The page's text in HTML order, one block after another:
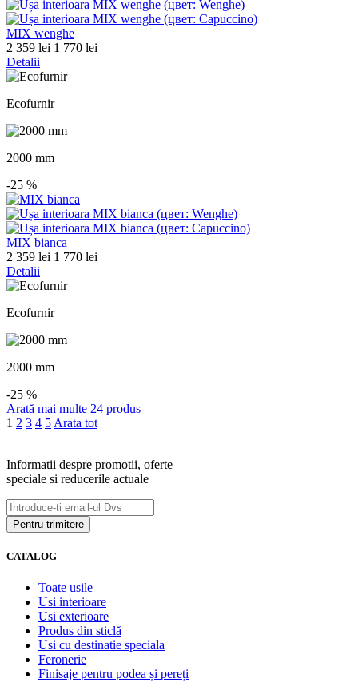
MIX wenghe
2 359 lei 1 770 lei
Detalii
Ecofurnir
2000 mm
-25 %
MIX bianca
2 359 lei 1 770 lei
Detalii
Ecofurnir
2000 mm
-25 %
Arată mai multe 24 produs
1 2 3 4 5 Arata tot
Informatii despre promotii, oferte
speciale si reducerile actuale
CATALOG
Toate usile
Usi interioare
Usi exterioare
Produs din sticlă
Usi cu destinatie speciala
Feronerie
Finisaje pentru podea și pereți